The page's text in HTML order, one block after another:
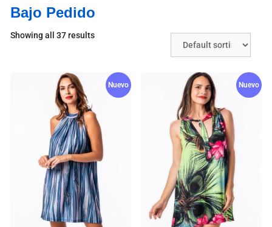
Bajo Pedido
Showing all 37 results
Nuevo Nuevo